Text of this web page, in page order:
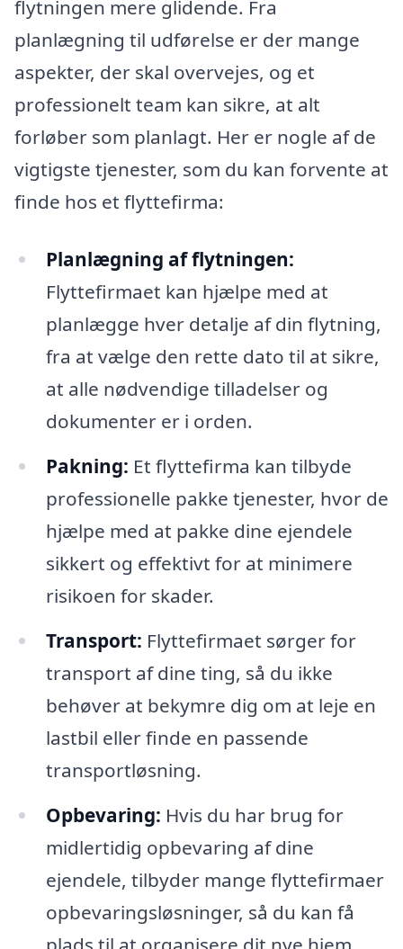
flytningen mere glidende. Fra
planlægning til udførelse er der mange
aspekter, der skal overvejes, og et
professionelt team kan sikre, at alt
forløber som planlagt. Her er nogle af de
vigtigste tjenester, som du kan forvente at
finde hos et flyttefirma:
Planlægning af flytningen:
Flyttefirmaet kan hjælpe med at
planlægge hver detalje af din flytning,
fra at vælge den rette dato til at sikre,
at alle nødvendige tilladelser og
dokumenter er i orden.
Pakning: Et flyttefirma kan tilbyde
professionelle pakke tjenester, hvor de
hjælpe med at pakke dine ejendele
sikkert og effektivt for at minimere
risikoen for skader.
Transport: Flyttefirmaet sørger for
transport af dine ting, så du ikke
behøver at bekymre dig om at leje en
lastbil eller finde en passende
transportløsning.
Opbevaring: Hvis du har brug for
midlertidig opbevaring af dine
ejendele, tilbyder mange flyttefirmaer
opbevaringsløsninger, så du kan få